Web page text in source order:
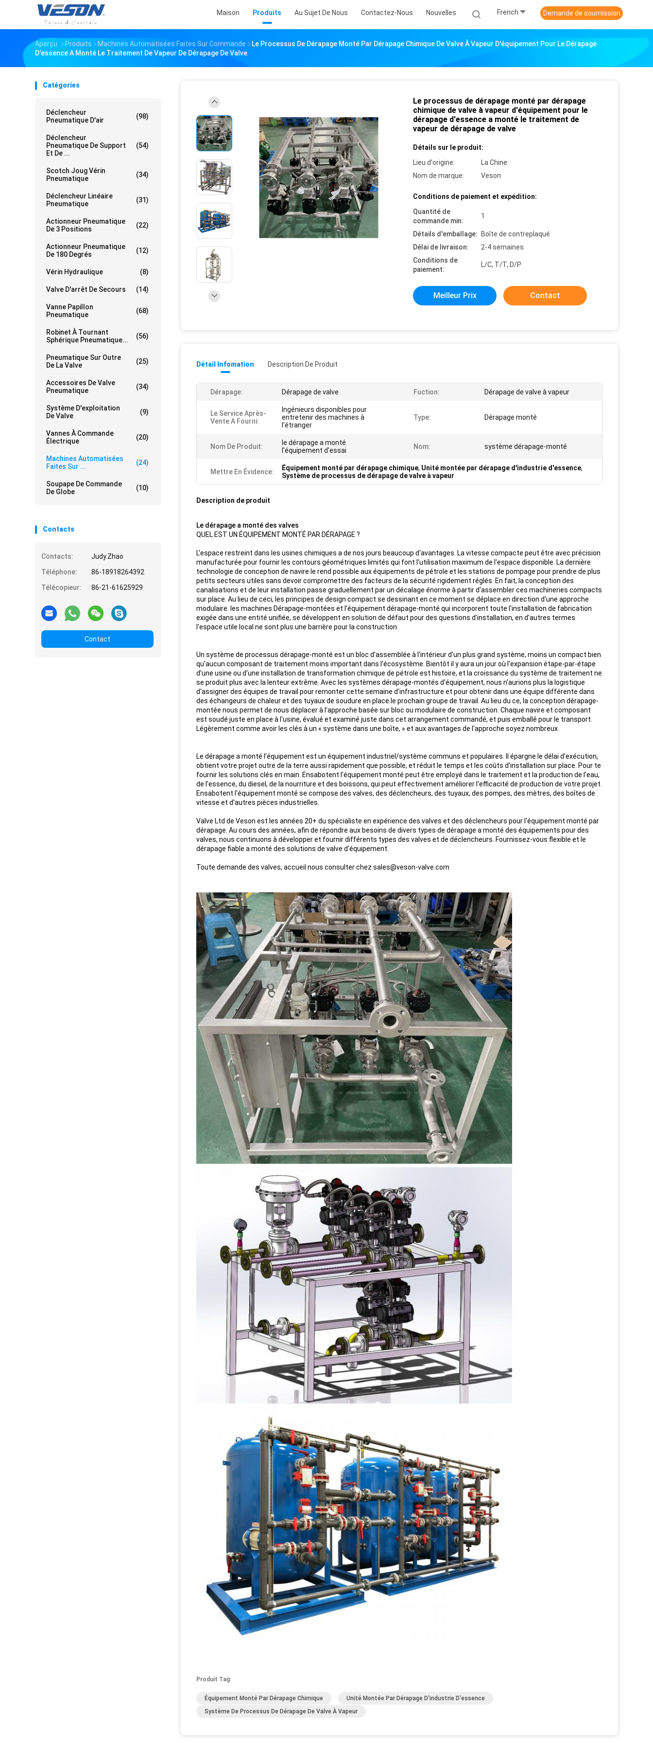
Maison Produits Au Sujet De Nous Contactez-Nous Nouvelles French Demande de soumission
Aperçu Produits Machines Automatisées Faites Sur Commande
Le Processus De Dérapage Monté Par Dérapage Chimique De Valve À Vapeur D'équipement Pour Le Dérapage
D'essence A Monté Le Traitement De Vapeur De Dérapage De Valve
Catégories
Déclencheur
Pneumatique D'air
(98)
Déclencheur
Pneumatique De Support
Et De ...
(54)
Scotch Joug Vérin
Pneumatique
(34)
Déclencheur Linéaire
Pneumatique
(31)
Actionneur Pneumatique
De 3 Positions
(22)
Actionneur Pneumatique
De 180 Degrés
(12)
Vérin Hydraulique (8)
Valve D'arrêt De Secours (14)
Vanne Papillon
Pneumatique
(68)
Robinet À Tournant
Sphérique Pneumatique...
(56)
Pneumatique Sur Outre
De La Valve
(25)
Accessoires De Valve
Pneumatique
(34)
Système D'exploitation
De Valve
(9)
Vannes À Commande
Électrique
(20)
Machines Automatisées
Faites Sur ...
(24)
Soupape De Commande
De Globe
(10)
Contacts
Contacts:
Judy.Zhao
Téléphone:
86-18918264392
Télécopieur:
86-21-61625929
Contact
Le processus de dérapage monté par dérapage
chimique de valve à vapeur d'équipement pour le
dérapage d'essence a monté le traitement de
vapeur de dérapage de valve
Détails sur le produit:
Lieu d'origine:
La Chine
Nom de marque:
Veson
Conditions de paiement et expédition:
Quantité de
commande min:
1
Détails d'emballage:
Boîte de contreplaqué
Délai de livraison:
2-4 semaines
Conditions de
paiement:
L/C, T/T, D/P
Meilleur Prix Contact
Détail Infomation Description De Produit
Dérapage: Dérapage de valve Fuction: Dérapage de valve à vapeur
Le Service Après-
Vente A Fourni:
Ingénieurs disponibles pour
entretenir des machines à
l'étranger
Type: Dérapage monté
Nom De Produit:
le dérapage a monté
l'équipement d'essai
Nom: système dérapage-monté
Mettre En Évidence: Équipement monté par dérapage chimique, Unité montée par dérapage d'industrie d'essence,
Système de processus de dérapage de valve à vapeur
Description de produit
Le dérapage a monté des valves
QUEL EST UN ÉQUIPEMENT MONTÉ PAR DÉRAPAGE ?
L'espace restreint dans les usines chimiques a de nos jours beaucoup d'avantages. La vitesse compacte peut être avec précision
manufacturée pour fournir les contours géométriques limités qui font l'utilisation maximum de l'espace disponible. La dernière
technologie de conception de navire le rend possible aux équipements de pétrole et les stations de pompage pour prendre de plus
petits secteurs utiles sans devoir compromettre des facteurs de la sécurité rigidement réglés. En fait, la conception des
canalisations et de leur installation passe graduellement par un décalage énorme à partir d'assembler ces machineries compacts
sur place. Au lieu de ceci, les principes de design compact se dessinant en ce moment se déplace en direction d'une approche
modulaire. les machines Dérapage-montées et l'équipement dérapage-monté qui incorporent toute l'installation de fabrication
exigée dans une entité unifiée, se développent en solution de défaut pour des questions d'installation, en d'autres termes
l'espace utile local ne sont plus une barrière pour la construction.
Un système de processus dérapage-monté est un bloc d'assemblée à l'intérieur d'un plus grand système, moins un compact bien
qu'aucun composant de traitement moins important dans l'écosystème. Bientôt il y aura un jour où l'expansion étape-par-étape
d'une usine ou d'une installation de transformation chimique de pétrole est histoire, et la croissance du système de traitement ne
se produit plus avec la lenteur extrême. Avec les systèmes dérapage-montés d'équipement, nous n'aurions plus la logistique
d'assigner des équipes de travail pour remonter cette semaine d'infrastructure et pour obtenir dans une équipe différente dans
des échangeurs de chaleur et des tuyaux de soudure en place le prochain groupe de travail. Au lieu du ce, la conception dérapage-
montée nous permet de nous déplacer à l'approche basée sur bloc ou modulaire de construction. Chaque navire et composant
est soudé juste en place à l'usine, évalué et examiné juste dans cet arrangement commandé, et puis emballé pour le transport.
Légèrement comme avoir les clés à un « système dans une boîte, » et aux avantages de l'approche soyez nombreux.
Le dérapage a monté l'équipement est un équipement industriel/système communs et populaires. Il épargne le délai d'exécution,
obtient votre projet outre de la terre aussi rapidement que possible, et réduit le temps et les coûts d'installation sur place. Pour te
fournir les solutions clés en main. Ensabotent l'équipement monté peut être employé dans le traitement et la production de l'eau,
de l'essence, du diesel, de la nourriture et des boissons, qui peut effectivement améliorer l'efficacité de production de votre projet.
Ensabotent l'équipement monté se compose des valves, des déclencheurs, des tuyaux, des pompes, des mètres, des boîtes de
vitesse et d'autres pièces industrielles.
Valve Ltd de Veson est les années 20+ du spécialiste en expérience des valves et des déclencheurs pour l'équipement monté par
dérapage. Au cours des années, afin de répondre aux besoins de divers types de dérapage a monté des équipements pour des
valves, nous continuons à développer et fournir différents types des valves et de déclencheurs. Fournissez-vous flexible et le
dérapage fiable a monté des solutions de valve d'équipement.
Toute demande des valves, accueil nous consulter chez sales@veson-valve.com
Produit Tag:
Équipement Monté Par Dérapage Chimique
Unité Montée Par Dérapage D'industrie D'essence
Système De Processus De Dérapage De Valve À Vapeur